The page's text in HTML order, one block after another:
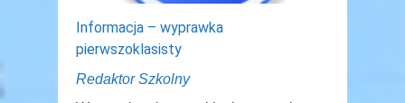
Informacja – wyprawka
pierwszoklasisty
Redaktor Szkolny